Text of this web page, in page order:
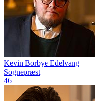
Kevin Borbye Edelvang
Sognepræst
46